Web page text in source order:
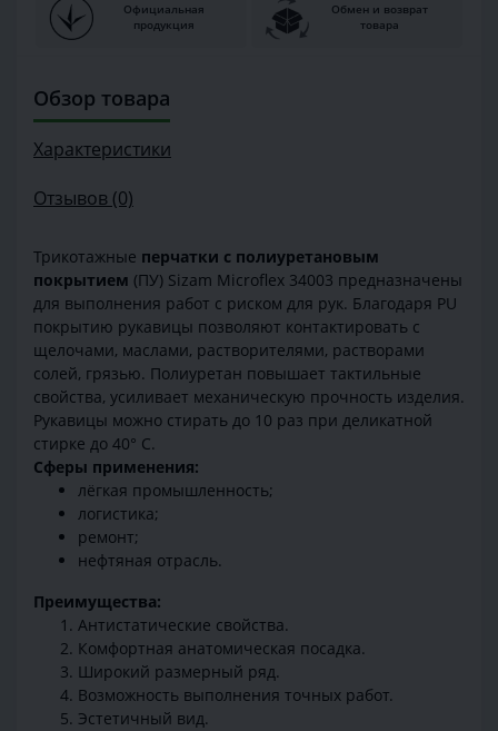
Официальная
продукция
Обмен и возврат
товара
Обзор товара
Характеристики
Отзывов (0)
Трикотажные перчатки с полиуретановым
покрытием (ПУ) Sizam Microflex 34003 предназначены
для выполнения работ с риском для рук. Благодаря PU
покрытию рукавицы позволяют контактировать с
щелочами, маслами, растворителями, растворами
солей, грязью. Полиуретан повышает тактильные
свойства, усиливает механическую прочность изделия.
Рукавицы можно стирать до 10 раз при деликатной
стирке до 40° С.
Сферы применения:
лёгкая промышленность;
логистика;
ремонт;
нефтяная отрасль.
Преимущества:
Антистатические свойства.
Комфортная анатомическая посадка.
Широкий размерный ряд.
Возможность выполнения точных работ.
Эстетичный вид.